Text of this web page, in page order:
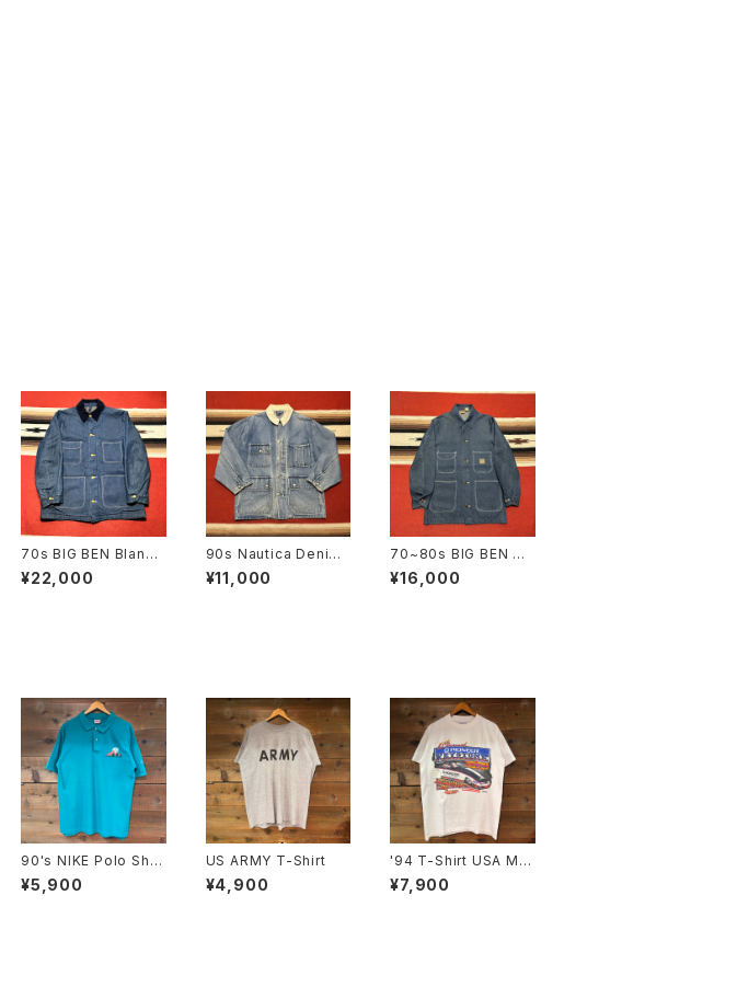
70s BIG BEN Blanke
t Coverall size 40
¥22,000
90s Nautica Denim
Coverall size L
¥11,000
70~80s BIG BEN De
nim Coverall size 3
6
¥16,000
90's NIKE Polo Shirt
USA MADE SIZE:L
¥5,900
US ARMY T-Shirt
¥4,900
'94 T-Shirt USA MA
DE SIZE:M
¥7,900